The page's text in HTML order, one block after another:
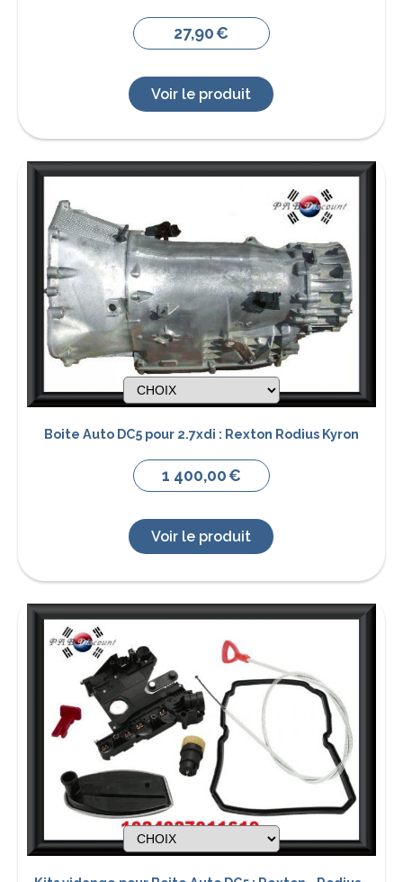
27,90€
Voir le produit
Boite Auto DC5 pour 2.7xdi : Rexton Rodius Kyron
1 400,00€
Voir le produit